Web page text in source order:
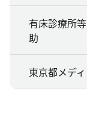
有床診療所
助
東京都メデ